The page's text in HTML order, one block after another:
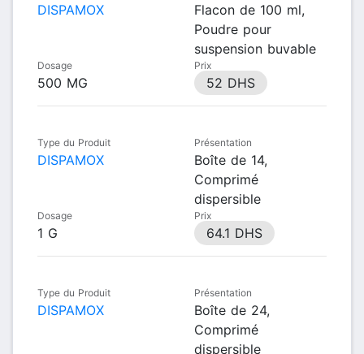
DISPAMOX
Flacon de 100 ml,
Poudre pour
suspension buvable
Dosage
500 MG
Prix
52 DHS
Type du Produit
DISPAMOX
Présentation
Boîte de 14,
Comprimé
dispersible
Dosage
1 G
Prix
64.1 DHS
Type du Produit
DISPAMOX
Présentation
Boîte de 24,
Comprimé
dispersible